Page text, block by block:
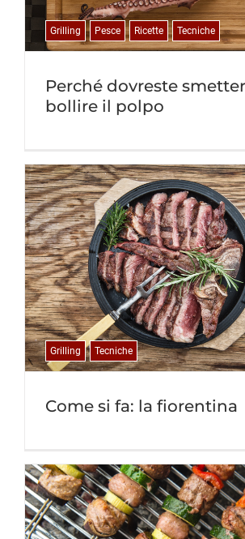
Perché dovreste
bollire il polpo
Grilling Pesce Ricette Tecniche
Come si fa: la fiorentina
Grilling Tecniche